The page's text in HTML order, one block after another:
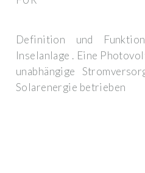
Definition und
Inselanlage . Eine
unabhängige
Solarenergie betrieben